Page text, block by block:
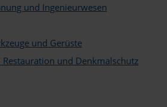
und Ingenieurwesen
und Gerüste
und Denkmalschutz